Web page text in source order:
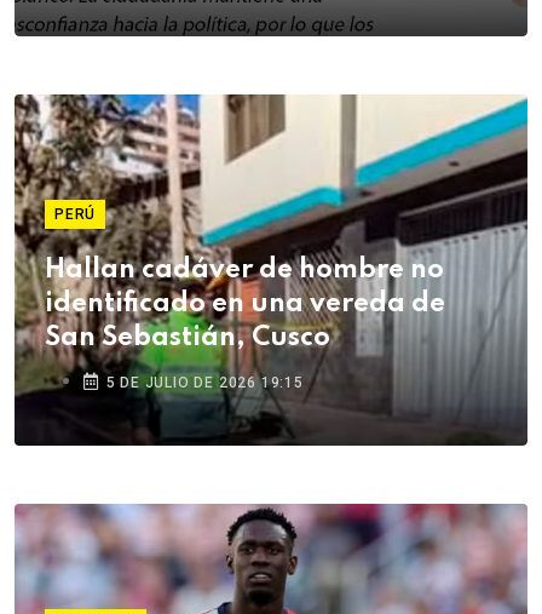
PERÚ
Hallan cadáver de hombre no
identificado en una vereda de
San Sebastián, Cusco
5 DE JULIO DE 2026 19:15